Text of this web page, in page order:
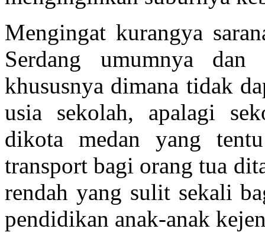
Mengingat kurangya
Serdang umumnya
khususnya dimana tidak
usia sekolah, apalagi
dikota medan yang
transport bagi orang tua
rendah yang sulit sekali
pendidikan anak-anak